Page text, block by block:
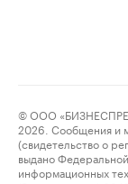
© ООО
2026. Сообщения и
(свидетельство о
выдано
информационных